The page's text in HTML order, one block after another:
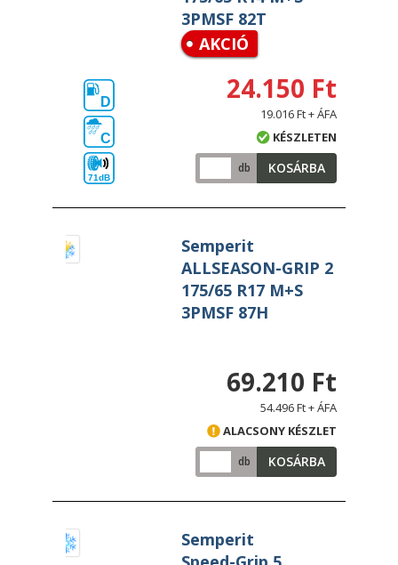
3PMSF 82T
AKCIÓ
D
C
71dB
24.150 Ft
19.016 Ft + ÁFA
KÉSZLETEN
db KOSÁRBA
Semperit
ALLSEASON-GRIP 2
175/65 R17 M+S
3PMSF 87H
69.210 Ft
54.496 Ft + ÁFA
ALACSONY KÉSZLET
db KOSÁRBA
Semperit